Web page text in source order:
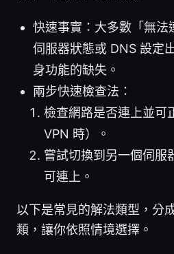
快速事實：大多數「無法
伺服器狀態或 DNS 設定
身功能的缺失。
兩步快速檢查法：
檢查網路是否連上並可
VPN 時）。
嘗試切換到另一個伺服
可連上。
以下是常見的解法類型，分
類，讓你依照情境選擇。